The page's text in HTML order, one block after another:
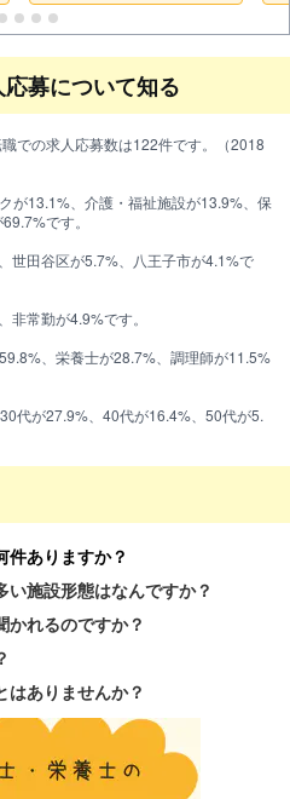
募について知る
での求人応募数は122件です。（2018
が13.1%、介護・福祉施設が13.9%、保
です。
世田谷区が5.7%、八王子市が4.1%で
常勤が4.9%です。
、栄養士が28.7%、調理師が11.5%
代が27.9%、40代が16.4%、50代が5.
件ありますか？
施設形態はなんですか？
かれるのですか？
はありませんか？